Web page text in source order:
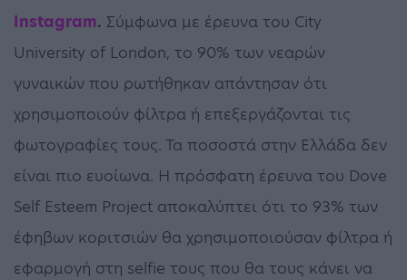
Instagram. Σύμφωνα με έρευνα του City
University of London, το 90% των νεαρών
γυναικών που ρωτήθηκαν απάντησαν ότι
χρησιμοποιούν φίλτρα ή επεξεργάζονται τις
φωτογραφίες τους. Τα ποσοστά στην Ελλάδα δεν
είναι πιο ευοίωνα. Η πρόσφατη έρευνα του Dove
Self Esteem Project αποκαλύπτει ότι τo 93% των
έφηβων κοριτσιών θα χρησιμοποιούσαν φίλτρα ή
εφαρμογή στη selfie τους που θα τους κάνει να